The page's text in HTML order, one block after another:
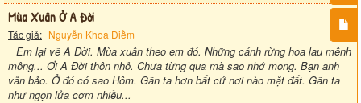
Mùa Xuân Ở A Đời
Tác giả: Nguyễn Khoa Điềm
Em lại về A Đời. Mùa xuân theo em đó. Những cánh rừng hoa lau mênh
mông... Ơi A Đời thôn nhỏ. Chưa từng qua mà sao nhớ mong. Bạn anh
vẫn bảo. Ở đó có sao Hôm. Gần ta hơn bất cứ nơi nào mặt đất. Gần ta
như ngọn lửa cơm nhiều...